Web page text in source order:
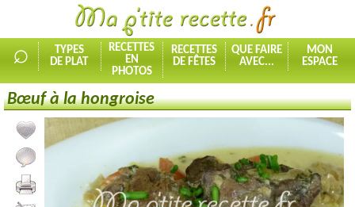
⌕
TYPES
DE PLAT
RECETTES
EN
PHOTOS
RECETTES
DE FÊTES
QUE FAIRE
AVEC...
MON
ESPACE
Bœuf à la hongroise
Ajouter la recette à mes favorites
Commenter, noter la recette
Imprimer la recette